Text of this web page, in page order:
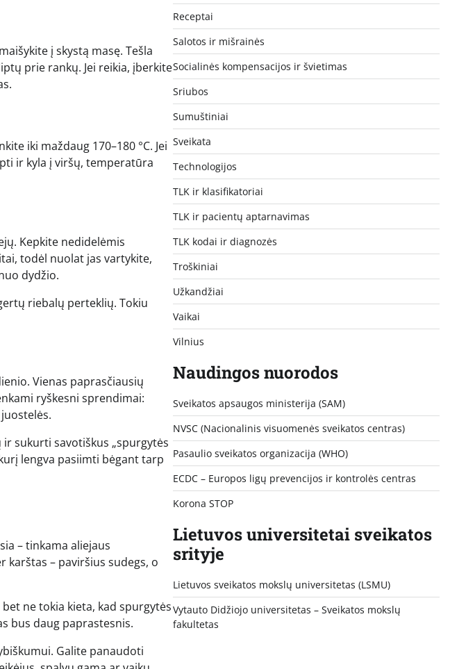
į skystą masę. Tešla
prie rankų. Jei reikia, įberkite
iki maždaug 170–180 °C. Jei
ir kyla į viršų, temperatūra
Kepkite nedidelėmis
todėl nuolat jas vartykite,
dydžio.
riebalų perteklių. Tokiu
Vienas paprasčiausių
ryškesni sprendimai:
sukurti savotiškus „spurgytės
lengva pasiimti bėgant tarp
– tinkama aliejaus
karštas – paviršius sudegs, o
ne tokia kieta, kad spurgytės
bus daug paprastesnis.
Galite panaudoti
Receptai
Salotos ir mišrainės
Socialinės kompensacijos ir švietimas
Sriubos
Sumuštiniai
Sveikata
Technologijos
TLK ir klasifikatoriai
TLK ir pacientų aptarnavimas
TLK kodai ir diagnozės
Troškiniai
Užkandžiai
Vaikai
Vilnius
Naudingos nuorodos
Sveikatos apsaugos ministerija (SAM)
NVSC (Nacionalinis visuomenės sveikatos centras)
Pasaulio sveikatos organizacija (WHO)
ECDC – Europos ligų prevencijos ir kontrolės centras
Korona STOP
Lietuvos universitetai sveikatos
srityje
Lietuvos sveikatos mokslų universitetas (LSMU)
Vytauto Didžiojo universitetas – Sveikatos mokslų
fakultetas